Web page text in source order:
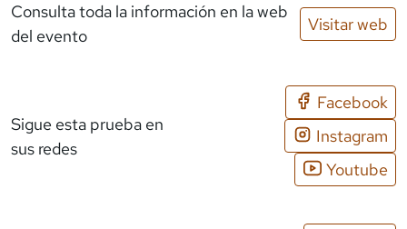
Consulta toda la información en la web
del evento
Visitar web
Sigue esta prueba en
sus redes
Facebook
Instagram
Youtube